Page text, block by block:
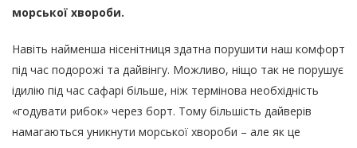
морської хвороби.
Навіть найменша нісенітниця здатна порушити наш комфорт
під час подорожі та дайвінгу. Можливо, ніщо так не порушує
ідилію під час сафарі більше, ніж термінова необхідність
«годувати рибок» через борт. Тому більшість дайверів
намагаються уникнути морської хвороби – але як це